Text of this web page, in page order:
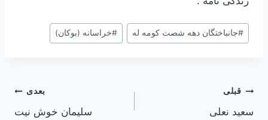
برچسب‌های
نوشته:
#جانباختگان دهه شصت کومه له #خراسانه (بوکان)
راهبری
قبلی
سعید نعلی
بعدی
سلیمان خوش نیت